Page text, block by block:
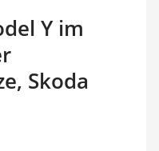
Y im
Skoda